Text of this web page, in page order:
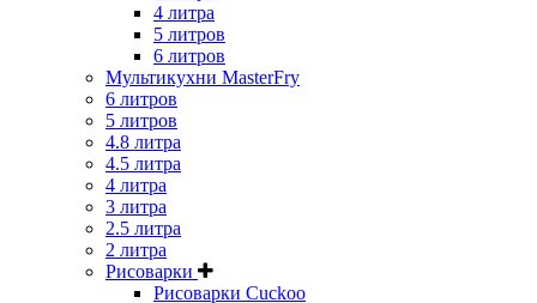
4 литра
5 литров
6 литров
Мультикухни MasterFry
6 литров
5 литров
4.8 литра
4.5 литра
4 литра
3 литра
2.5 литра
2 литра
Рисоварки
Рисоварки Cuckoo